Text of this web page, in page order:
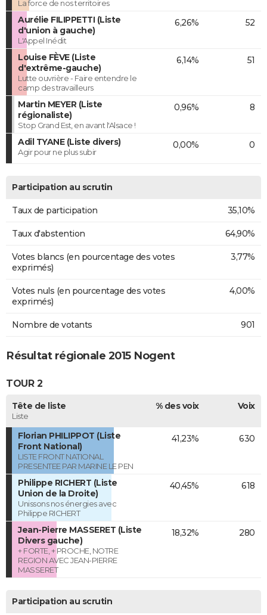
La force de nos territoires
Aurélie FILIPPETTI (Liste
d'union à gauche)
L'Appel Inédit
6,26% 52
Louise FÈVE (Liste
d'extrême-gauche)
Lutte ouvrière - Faire entendre le
camp des travailleurs
6,14% 51
Martin MEYER (Liste
régionaliste)
Stop Grand Est, en avant l'Alsace !
0,96% 8
Adil TYANE (Liste divers)
Agir pour ne plus subir
0,00% 0
Participation au scrutin
Taux de participation 35,10%
Taux d'abstention 64,90%
Votes blancs (en pourcentage des votes
exprimés)
3,77%
Votes nuls (en pourcentage des votes
exprimés)
4,00%
Nombre de votants 901
Résultat régionale 2015 Nogent
TOUR 2
Tête de liste
Liste
% des voix Voix
Florian PHILIPPOT (Liste
Front National)
LISTE FRONT NATIONAL
PRESENTEE PAR MARINE LE PEN
41,23% 630
Philippe RICHERT (Liste
Union de la Droite)
Unissons nos énergies avec
Philippe RICHERT
40,45% 618
Jean-Pierre MASSERET (Liste
Divers gauche)
+ FORTE, + PROCHE, NOTRE
REGION AVEC JEAN-PIERRE
MASSERET
18,32% 280
Participation au scrutin